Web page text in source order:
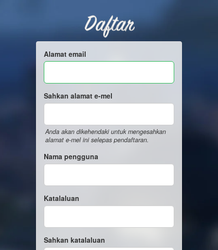
Daftar
Alamat email
Sahkan alamat e-mel
Anda akan dikehendaki untuk mengesahkan
alamat e-mel ini selepas pendaftaran.
Nama pengguna
Katalaluan
Sahkan katalaluan